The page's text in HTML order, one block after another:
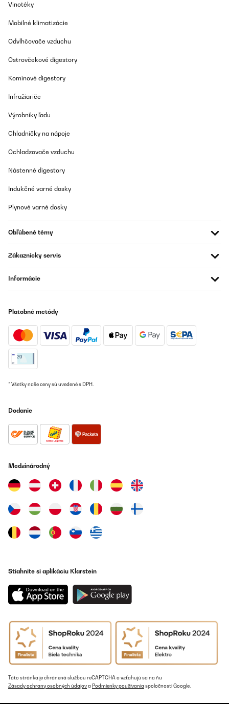
Vinotéky
Mobilné klimatizácie
Odvlhčovače vzduchu
Ostrovčekové digestory
Komínové digestory
Infražiariče
Výrobníky ľadu
Chladničky na nápoje
Ochladzovače vzduchu
Nástenné digestory
Indukčné varné dosky
Plynové varné dosky
Obľúbené témy
Zákaznícky servis
Informácie
Platobné metódy
* Všetky naše ceny sú uvedené s DPH.
Dodanie
Medzinárodný
Stiahnite si aplikáciu Klarstein
Táto stránka je chránená službou reCAPTCHA a vzťahujú sa na ňu
Zásady ochrany osobných údajova Podmienky používania spoločnosti Google.